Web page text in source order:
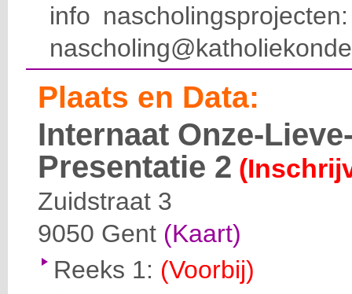
info
Plaats en Data:
Internaat Onze-
Presentatie 2
Zuidstraat 3
9050 Gent (Kaart)
Reeks 1: (Voorbij)